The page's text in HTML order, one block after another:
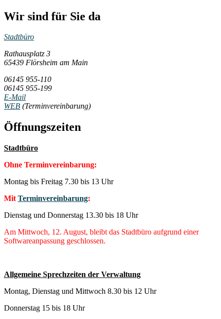
Wir sind für Sie da
Stadtbüro
Rathausplatz 3
65439 Flörsheim am Main
06145 955-110
06145 955-199
E-Mail
WEB (Terminvereinbarung)
Öffnungszeiten
Stadtbüro
Ohne Terminvereinbarung:
Montag bis Freitag 7.30 bis 13 Uhr
Mit Terminvereinbarung:
Dienstag und Donnerstag 13.30 bis 18 Uhr
Am Mittwoch, 12. August, bleibt das Stadtbüro aufgrund einer
Softwareanpassung geschlossen.
Allgemeine Sprechzeiten der Verwaltung
Montag, Dienstag und Mittwoch 8.30 bis 12 Uhr
Donnerstag 15 bis 18 Uhr